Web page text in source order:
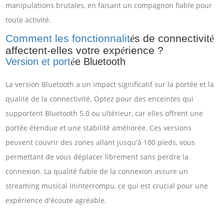
manipulations brutales, en faisant un compagnon fiable pour
toute activité.
Comment les fonctionnalités de connectivité
affectent-elles votre expérience ?
Version et portée Bluetooth
La version Bluetooth a un impact significatif sur la portée et la
qualité de la connectivité. Optez pour des enceintes qui
supportent Bluetooth 5.0 ou ultérieur, car elles offrent une
portée étendue et une stabilité améliorée. Ces versions
peuvent couvrir des zones allant jusqu'à 100 pieds, vous
permettant de vous déplacer librement sans perdre la
connexion. La qualité fiable de la connexion assure un
streaming musical ininterrompu, ce qui est crucial pour une
expérience d'écoute agréable.